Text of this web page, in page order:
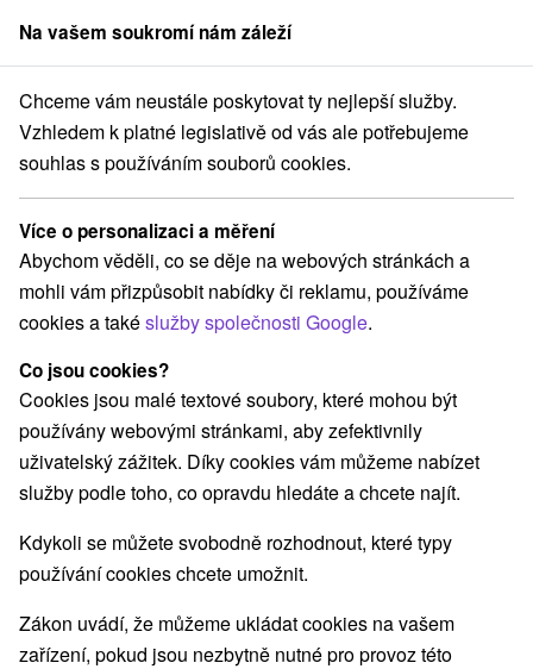
člen skupinySorger
Pobyty na Slovensku Lázeňské pobyty Súľovské vrchy
Lázeňské pobyty Súľovské vrchy
Kategorie
Všechny kategorie
Pobyty v akci(2)
Wellness pobyty(7) Víkendové pobyty(5)
Romantické pobyty
Rodinné pobyty(1)
Vyberte lokalitu nebo termín
Nejprodávanější
1.
Na vašem soukromí nám záleží
Chceme vám neustále poskytovat ty nejlepší služby.
Vzhledem k platné legislativě od vás ale potřebujeme
souhlas s používáním souborů cookies.
Více o personalizaci a měření
Abychom věděli, co se děje na webových stránkách a
mohli vám přizpůsobit nabídky či reklamu, používáme
cookies a takéslužby společnosti Google.
Co jsou cookies?
Cookies jsou malé textové soubory, které mohou být
používány webovými stránkami, aby zefektivnily
uživatelský zážitek. Díky cookies vám můžeme nabízet
služby podle toho, co opravdu hledáte a chcete najít.
Kdykoli se můžete svobodně rozhodnout, které typy
používání cookies chcete umožnit.
Zákon uvádí, že můžeme ukládat cookies na vašem
zařízení, pokud jsou nezbytně nutné pro provoz této